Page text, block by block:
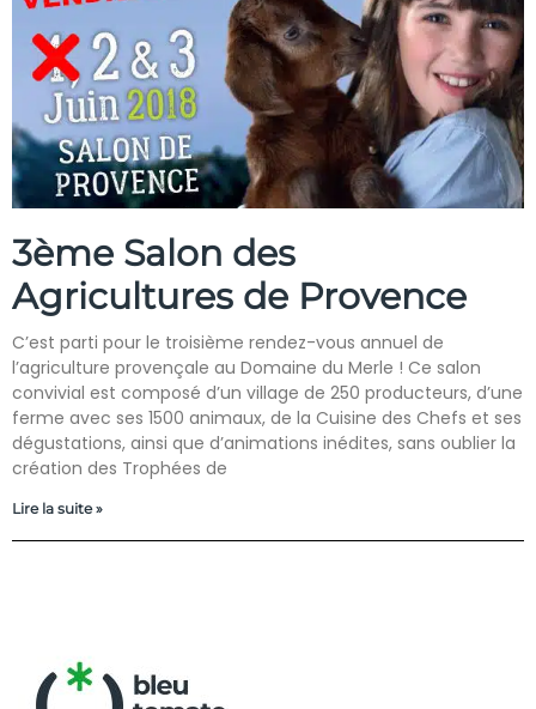
3ème Salon des
Agricultures de Provence
C’est parti pour le troisième rendez-vous annuel de
l’agriculture provençale au Domaine du Merle ! Ce salon
convivial est composé d’un village de 250 producteurs, d’une
ferme avec ses 1500 animaux, de la Cuisine des Chefs et ses
dégustations, ainsi que d’animations inédites, sans oublier la
création des Trophées de
Lire la suite »